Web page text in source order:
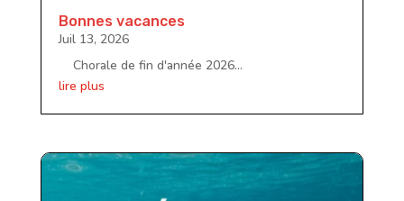
Bonnes vacances
Juil 13, 2026
Chorale de fin d'année 2026...
lire plus